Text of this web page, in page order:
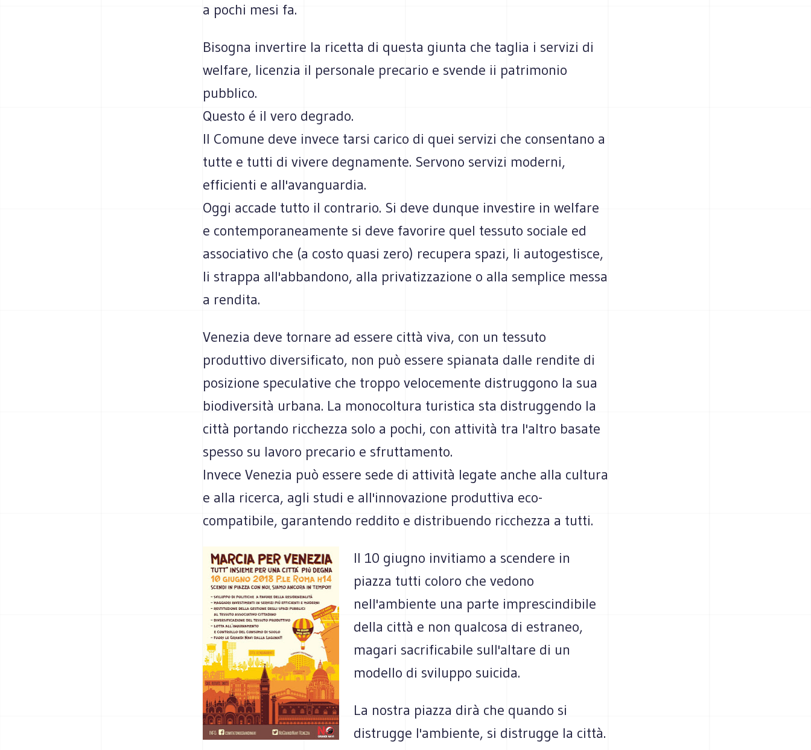
a pochi mesi fa.
Bisogna invertire la ricetta di questa giunta che taglia i servizi di
welfare, licenzia il personale precario e svende ii patrimonio
pubblico.
Questo é il vero degrado.
II Comune deve invece tarsi carico di quei servizi che consentano a
tutte e tutti di vivere degnamente. Servono servizi moderni,
efficienti e all'avanguardia.
Oggi accade tutto il contrario. Si deve dunque investire in welfare
e contemporaneamente si deve favorire quel tessuto sociale ed
associativo che (a costo quasi zero) recupera spazi, Ii autogestisce,
Ii strappa all'abbandono, alla privatizzazione o alla semplice messa
a rendita.
Venezia deve tornare ad essere città viva, con un tessuto
produttivo diversificato, non può essere spianata dalle rendite di
posizione speculative che troppo velocemente distruggono la sua
biodiversità urbana. La monocoltura turistica sta distruggendo la
città portando ricchezza solo a pochi, con attività tra l'altro basate
spesso su lavoro precario e sfruttamento.
lnvece Venezia può essere sede di attività legate anche alla cultura
e alla ricerca, agli studi e all'innovazione produttiva eco-
compatibile, garantendo reddito e distribuendo ricchezza a tutti.
Il 10 giugno invitiamo a scendere in
piazza tutti coloro che vedono
nell'ambiente una parte imprescindibile
della città e non qualcosa di estraneo,
magari sacrificabile sull'altare di un
modello di sviluppo suicida.
La nostra piazza dirà che quando si
distrugge l'ambiente, si distrugge la città.